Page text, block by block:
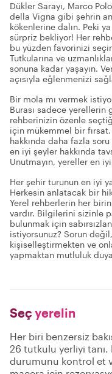
Dükler Sarayı, Marco
della Vigna gibi şehrin
kökenlerine dalın. Peki
sürpriz bekliyor! Her
bu yüzden favorinizi
Tutkularına ve
sonuna kadar yaşayın.
açısıyla eğlenmenizi
Bir mola mı vermek
Burası sadece yerellerin
rehberinizin özenle
için mükemmel bir
hakkında daha fazla
en iyi şeyler hakkında
Unutmayın, yereller en
Her şehir turunun en iyi
Herkesin anlatacak bir
Yerel rehberlerin her
vardır. Bilgilerini sizinle
bulunmak için
istiyorsunuz? Sorun
kişiselleştirmekten ve
yapmaktan mutluluk
Seç yerelin
Her biri benzersiz
26 tutkulu yerliyi
durumunu kontrol et